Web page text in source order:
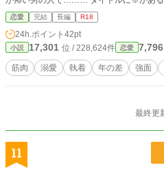
こちらの作品は「小説家になろう」にも投
恋愛 完結 長編 R18
24h.ポイント 42pt
小説 17,301 位 / 228,624件 恋愛 7,796
筋肉 溺愛 執着 年の差 強面
最終更
11